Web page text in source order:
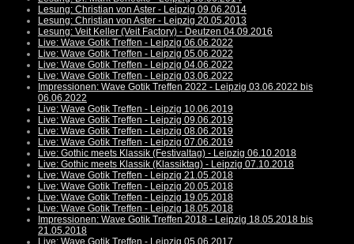
Lesung: Christian von Aster - Leipzig 09.06.2014
Lesung: Christian von Aster - Leipzig 20.05.2013
Lesung: Veit Keller (Veit Factory) - Deutzen 04.09.2016
Live: Wave Gotik Treffen - Leipzig 06.06.2022
Live: Wave Gotik Treffen - Leipzig 05.06.2022
Live: Wave Gotik Treffen - Leipzig 04.06.2022
Live: Wave Gotik Treffen - Leipzig 03.06.2022
Impressionen: Wave Gotik Treffen 2022 - Leipzig 03.06.2022 bis
06.06.2022
Live: Wave Gotik Treffen - Leipzig 10.06.2019
Live: Wave Gotik Treffen - Leipzig 09.06.2019
Live: Wave Gotik Treffen - Leipzig 08.06.2019
Live: Wave Gotik Treffen - Leipzig 07.06.2019
Live: Gothic meets Klassik (Festivaltag) - Leipzig 06.10.2018
Live: Gothic meets Klassik (Klassiktag) - Leipzig 07.10.2018
Live: Wave Gotik Treffen - Leipzig 21.05.2018
Live: Wave Gotik Treffen - Leipzig 20.05.2018
Live: Wave Gotik Treffen - Leipzig 19.05.2018
Live: Wave Gotik Treffen - Leipzig 18.05.2018
Impressionen: Wave Gotik Treffen 2018 - Leipzig 18.05.2018 bis
21.05.2018